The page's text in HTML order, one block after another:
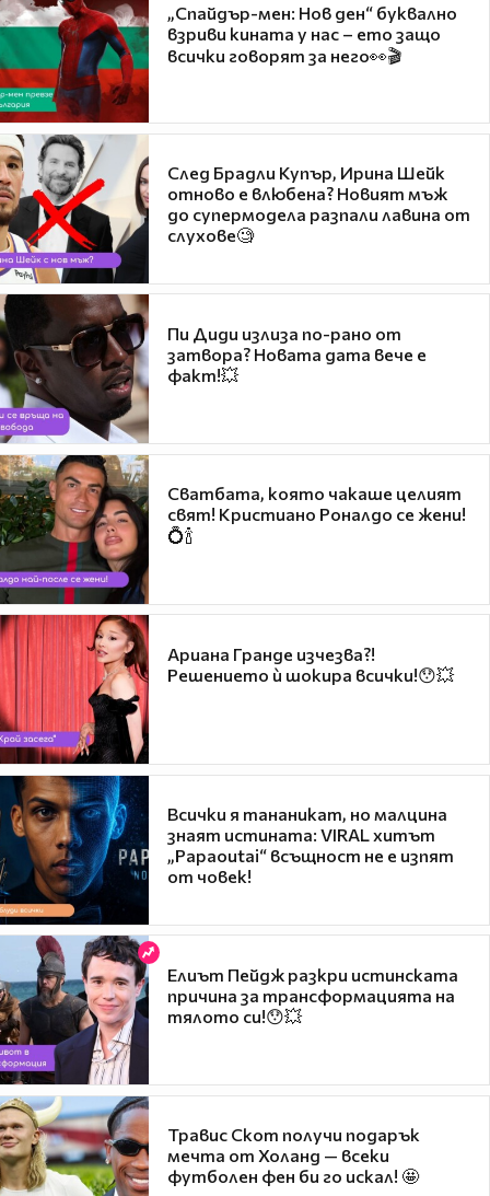
„Спайдър-мен: Нов ден“ буквално
взриви кината у нас – ето защо
всички говорят за него👀🎬
След Брадли Купър, Ирина Шейк
отново е влюбена? Новият мъж
до супермодела разпали лавина от
слухове🧐
Пи Диди излиза по-рано от
затвора? Новата дата вече е
факт!💥
Сватбата, която чакаше целият
свят! Кристиано Роналдо се жени!
💍🍾
Ариана Гранде изчезва?!
Решението ѝ шокира всички!😯💥
Всички я тананикат, но малцина
знаят истината: VIRAL хитът
„Papaoutai“ всъщност не е изпят
от човек!
Елиът Пейдж разкри истинската
причина за трансформацията на
тялото си!😯💥
Травис Скот получи подарък
мечта от Холанд — всеки
футболен фен би го искал! 🤩